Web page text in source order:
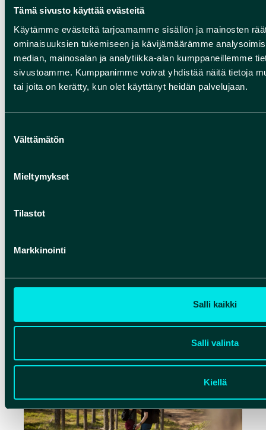
Tämä sivusto käyttää evästeitä
Käytämme evästeitä tarjoamamme sisällön ja mainosten
ominaisuuksien tukemiseen ja kävijämäärämme
median, mainosalan ja analytiikka-alan kumppaneillemme
sivustoamme. Kumppanimme voivat yhdistää näitä tietoja
tai joita on kerätty, kun olet käyttänyt heidän palvelujaan.
valinta
Välttämätön
Mieltymykset
Tilastot
Markkinointi
Salli kaikki
Salli valinta
Kiellä
MOUNTAINBIKING EN FIETSEN
Fietsen in Rokua Geopark is een
onvergetelijke manier om de unieke
natuur van Finland te beleven. Dit
netwerk van goed gemarkeerde routes
ervaren mountainbikers. De routes
landschappen gevormd door de ijstijd:
ruggen tot oude dennenbossen en
een van de mooiste fietsbestemmingen
in Finland voor wie op zoek is naar
natuur, rust en avontuur.